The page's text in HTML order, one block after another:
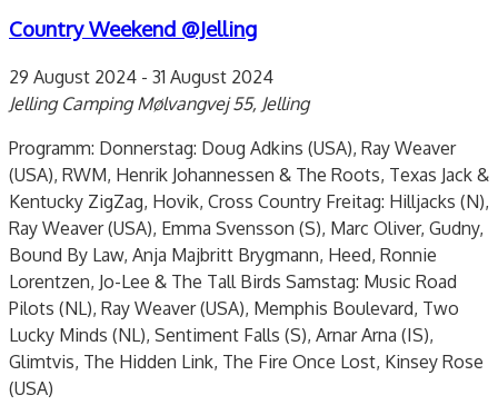
Country Weekend @Jelling
29 August 2024 - 31 August 2024
Jelling CampingMølvangvej 55, Jelling
Programm: Donnerstag: Doug Adkins (USA), Ray Weaver
(USA), RWM, Henrik Johannessen & The Roots, Texas Jack &
Kentucky ZigZag, Hovik, Cross Country Freitag: Hilljacks (N),
Ray Weaver (USA), Emma Svensson (S), Marc Oliver, Gudny,
Bound By Law, Anja Majbritt Brygmann, Heed, Ronnie
Lorentzen, Jo-Lee & The Tall Birds Samstag: Music Road
Pilots (NL), Ray Weaver (USA), Memphis Boulevard, Two
Lucky Minds (NL), Sentiment Falls (S), Arnar Arna (IS),
Glimtvis, The Hidden Link, The Fire Once Lost, Kinsey Rose
(USA)